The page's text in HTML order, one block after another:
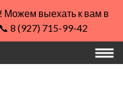
Можем выехать к вам в
8 (927) 715-99-42